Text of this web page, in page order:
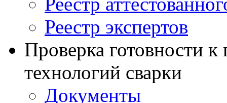
Реестр экспертов
Проверка готовности
технологий сварки
Документы